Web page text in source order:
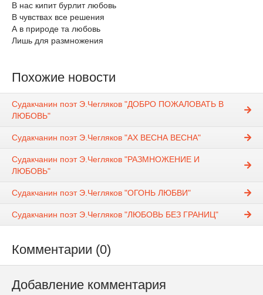
В нас кипит бурлит любовь
В чувствах все решения
А в природе та любовь
Лишь для размножения
Похожие новости
Судакчанин поэт Э.Чегляков "ДОБРО ПОЖАЛОВАТЬ В
ЛЮБОВЬ"
Судакчанин поэт Э.Чегляков "АХ ВЕСНА ВЕСНА"
Судакчанин поэт Э.Чегляков "РАЗМНОЖЕНИЕ И
ЛЮБОВЬ"
Судакчанин поэт Э.Чегляков "ОГОНЬ ЛЮБВИ"
Судакчанин поэт Э.Чегляков "ЛЮБОВЬ БЕЗ ГРАНИЦ"
Комментарии (0)
Добавление комментария